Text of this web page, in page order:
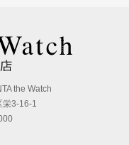
the Watch
栄3-16-1